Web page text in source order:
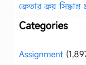
ক্রেতার ক্রয়
Categories
Assignment